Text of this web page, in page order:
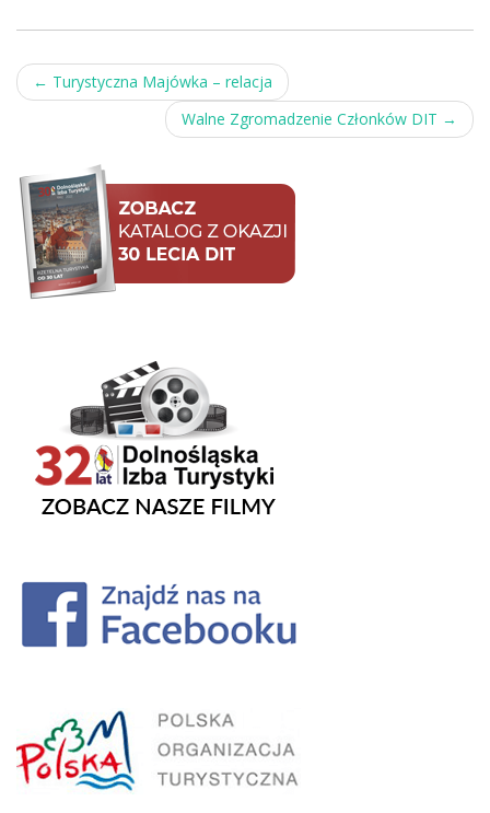
Post
navigation
← Turystyczna Majówka – relacja
Walne Zgromadzenie Członków DIT →